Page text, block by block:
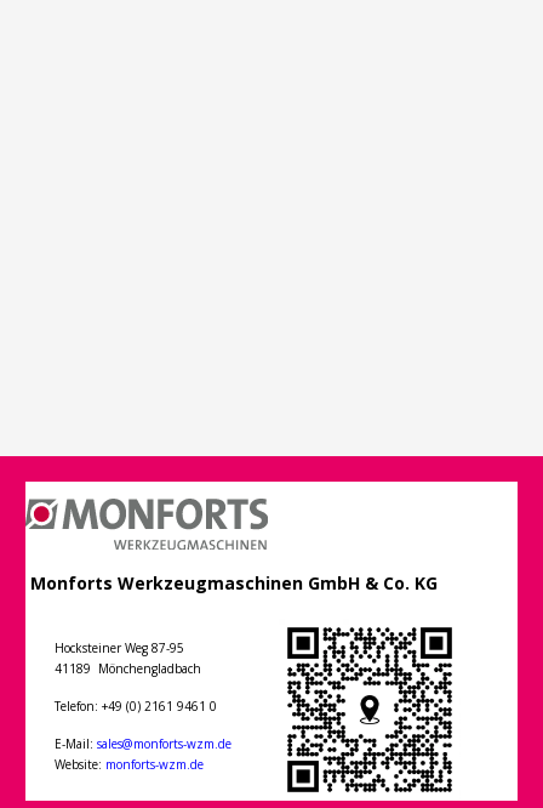
Monforts Werkzeugmaschinen GmbH & Co. KG
Hocksteiner Weg 87-95
41189 Mönchengladbach
Telefon: +49 (0) 2161 9461 0
E-Mail: sales@monforts-wzm.de
Website: monforts-wzm.de